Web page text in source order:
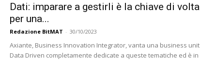
Dati: imparare a gestirli è la chiave di volta
per una...
Redazione BitMAT - 30/10/2023
Axiante, Business Innovation Integrator, vanta una business unit
Data Driven completamente dedicate a queste tematiche ed è in